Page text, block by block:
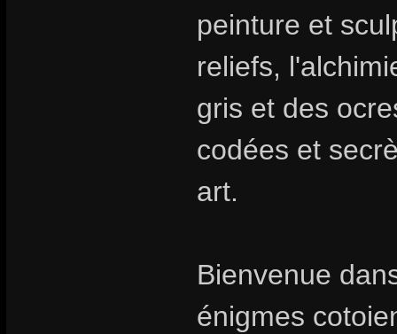
peinture et
reliefs,
gris et des
codées et
art.
Bienvenue
énigmes